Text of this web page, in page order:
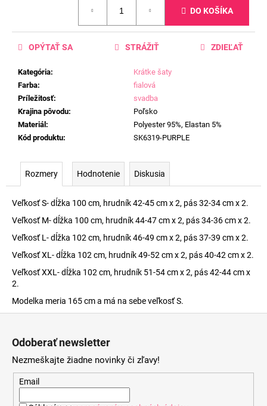
DO KOŠÍKA
Kategória:
Krátke šaty
Farba:
fialová
Príležitosť:
svadba
Krajina pôvodu:
Poľsko
Materiál :
Polyester 95%, Elastan 5%
Kód produktu: SK6319-PURPLE
OPÝTAŤ SA STRÁŽIŤ ZDIEĽAŤ
Rozmery Hodnotenie Diskusia
Veľkosť S- dĺžka 100 cm, hrudník 42-45 cm x 2, pás 32-34 cm x 2.
Veľkosť M- dĺžka 100 cm, hrudník 44-47 cm x 2, pás 34-36 cm x 2.
Veľkosť L- dĺžka 102 cm, hrudník 46-49 cm x 2, pás 37-39 cm x 2.
Veľkosť XL- dĺžka 102 cm, hrudník 49-52 cm x 2, pás 40-42 cm x 2.
Veľkosť XXL- dĺžka 102 cm, hrudník 51-54 cm x 2, pás 42-44 cm x
2.
Modelka meria 165 cm a má na sebe veľkosť S.
Odoberať newsletter
Nezmeškajte žiadne novinky či zľavy!
Email